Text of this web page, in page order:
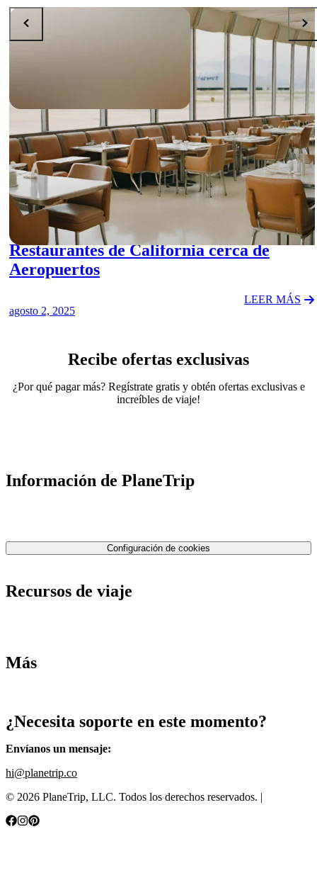
FOOD AND DRINK
Restaurantes de California cerca de
Aeropuertos
agosto 2, 2025
LEER MÁS
Recibe ofertas exclusivas
¿Por qué pagar más? Regístrate gratis y obtén ofertas exclusivas e
increíbles de viaje!
Información de PlaneTrip
Configuración de cookies
Recursos de viaje
Más
¿Necesita soporte en este momento?
Envíanos un mensaje:
hi@planetrip.co
© 2026 PlaneTrip, LLC. Todos los derechos reservados. |